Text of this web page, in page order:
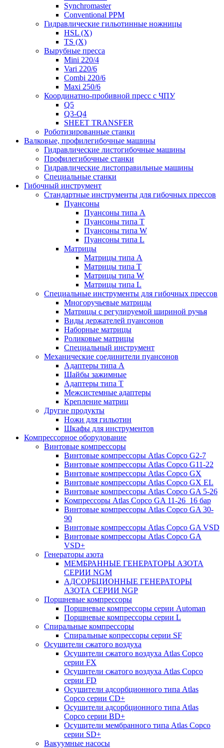
Synchromaster
Conventional PPM
Гидравлические гильотинные ножницы
HSL (X)
TS (X)
Вырубные пресса
Mini 220/4
Vari 220/6
Combi 220/6
Maxi 250/6
Координатно-пробивной пресс с ЧПУ
Q5
Q3-Q4
SHEET TRANSFER
Роботизированные станки
Валковые, профилегибочные машины
Гидравлические листогибочные машины
Профилегибочные станки
Гидравлические листоправильные машины
Специальные станки
Гибочный инструмент
Стандартные инструменты для гибочных прессов
Пуансоны
Пуансоны типа A
Пуансоны типа T
Пуансоны типа W
Пуансоны типа L
Матрицы
Матрицы типа A
Матрицы типа T
Матрицы типа W
Матрицы типа L
Специальные инструменты для гибочных прессов
Многоручьевые матрицы
Матрицы с регулируемой шириной ручья
Виды держателей пуансонов
Наборные матрицы
Роликовые матрицы
Специальный инструмент
Механические соединители пуансонов
Адаптеры типа A
Шайбы зажимные
Адаптеры типа T
Межсистемные адаптеры
Крепление матриц
Другие продукты
Ножи для гильотин
Шкафы для инструментов
Компрессорное оборудование
Винтовые компрессоры
Винтовые компрессоры Atlas Copco G2-7
Винтовые компрессоры Atlas Copco G11-22
Винтовые компрессоры Atlas Copco GX
Винтовые компрессоры Atlas Copco GX EL
Винтовые компрессоры Atlas Copco GA 5-26
Компрессоры Atlas Copco GA 11-26_16 бар
Винтовые компрессоры Atlas Copco GA 30-
90
Винтовые компрессоры Atlas Copco GA VSD
Винтовые компрессоры Atlas Copco GA
VSD+
Генераторы азота
МЕМБРАННЫЕ ГЕНЕРАТОРЫ АЗОТА
СЕРИИ NGM
АДСОРБЦИОННЫЕ ГЕНЕРАТОРЫ
АЗОТА СЕРИИ NGP
Поршневые компрессоры
Поршневые компрессоры серии Automan
Поршневые компрессоры серии L
Спиральные компрессоры
Спиральные копрессоры серии SF
Осушители сжатого воздуха
Осушители сжатого воздуха Atlas Copco
серии FX
Осушители сжатого воздуха Atlas Copco
серии FD
Осушители адсорбционного типа Atlas
Copco серии СD+
Осушители адсорбционного типа Atlas
Copco серии BD+
Осушители мембранного типа Atlas Copco
серии SD+
Вакуумные насосы